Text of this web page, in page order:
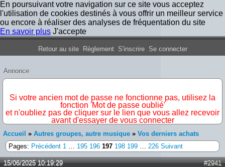
En poursuivant votre navigation sur ce site vous acceptez
l'utilisation de cookies destinés à vous offrir un meilleur service
ou encore à réaliser des analyses de fréquentation du site
En savoir plus J'accepte
Forum Iron Maiden France
Retour au site Règlement S'inscrire Se connecter
Annonce
Si votre ancien mot de passe ne fonctionne pas, utilisez la
fonction 'Mot de passe oublié'
et n'oubliez pas de cliquer sur le lien que vous allez recevoir
avant d'essayer de vous connecter
Accueil » Autres groupes, autre musique » Vos derniers achats
Pages: Précédent 1 … 195 196 197 198 199 … 226 Suivant
#2941
15/06/2025 10:19:29